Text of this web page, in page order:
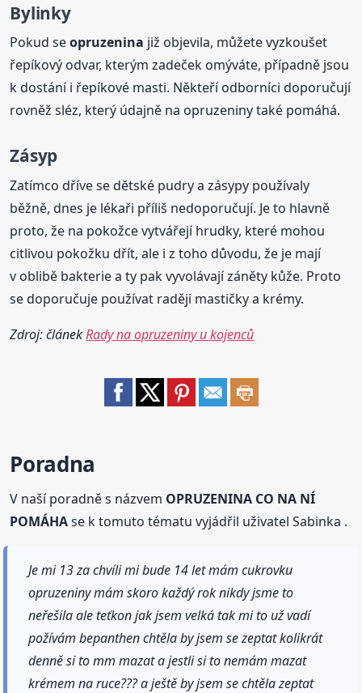
Bylinky
Pokud seopruzenina již objevila, můžete vyzkoušet
řepíkový odvar, kterým zadeček omýváte, případně jsou
k dostání i řepíkové masti. Někteří odborníci doporučují
rovněž sléz, který údajně na opruzeniny také pomáhá.
Zásyp
Zatímco dříve se dětské pudry a zásypy používaly
běžně, dnes je lékaři příliš nedoporučují. Je to hlavně
proto, že na pokožce vytvářejí hrudky, které mohou
citlivou pokožku dřít, ale i z toho důvodu, že je mají
v oblibě bakterie a ty pak vyvolávají záněty kůže. Proto
se doporučuje používat raději mastičky a krémy.
Zdroj: článekRady na opruzeniny u kojenců
Poradna
V naší poradně s názvem OPRUZENINA CO NA NÍ
POMÁHAse k tomuto tématu vyjádřil uživatel Sabinka .
Je mi 13 za chvíli mi bude 14 let mám cukrovku
opruzeniny mám skoro každý rok nikdy jsme to
neřešila ale teťkon jak jsem velká tak mi to už vadí
požívám bepanthen chtěla by jsem se zeptat kolikrát
denně si to mm mazat a jestli si to nemám mazat
krémem na ruce??? a ještě by jsem se chtěla zeptat